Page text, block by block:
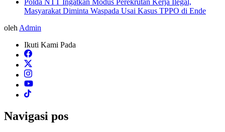
Masyarakat Diminta Waspada Usai Kasus TPPO di Ende
oleh Admin
Ikuti Kami Pada
Navigasi pos